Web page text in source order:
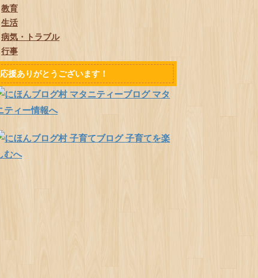
教育
生活
病気・トラブル
行事
応援ありがとうございます！